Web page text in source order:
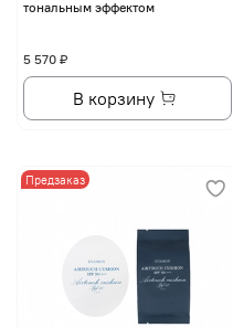
тональным эффектом
5 570 ₽
В корзину
Предзаказ